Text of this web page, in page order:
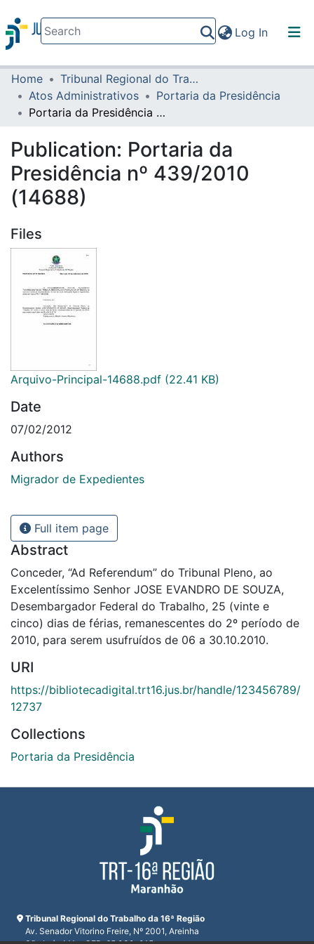
Log In(current)
Communities & Collections
All of DSpace
Home
Tribunal Regional do Trabalho da 16ª Região
Atos Administrativos
Portaria da Presidência
Portaria da Presidência nº 439/2010 (14688)
Publication: Portaria da
Presidência nº 439/2010
(14688)
Files
Arquivo-Principal-14688.pdf (22.41 KB)
Date
07/02/2012
Authors
Migrador de Expedientes
Full item page
Abstract
Conceder, “Ad Referendum” do Tribunal Pleno, ao
Excelentíssimo Senhor JOSE EVANDRO DE SOUZA,
Desembargador Federal do Trabalho, 25 (vinte e
cinco) dias de férias, remanescentes do 2º período de
2010, para serem usufruídos de 06 a 30.10.2010.
URI
https://bibliotecadigital.trt16.jus.br/handle/123456789/
12737
Collections
Portaria da Presidência
Tribunal Regional do Trabalho da 16ª Região
Av. Senador Vitorino Freire, Nº 2001, Areinha